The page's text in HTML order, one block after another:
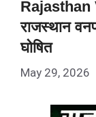
Rajasthan
राजस्थान
घोषित
May 29, 2026